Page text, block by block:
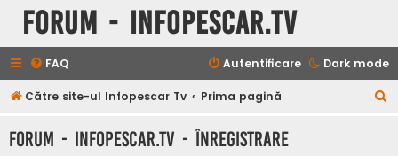
Forum - InfoPescar.Tv
Dark mode
FAQ Autentificare
Către site-ul Infopescar Tv Prima pagină
Forum - InfoPescar.Tv - Înregistrare